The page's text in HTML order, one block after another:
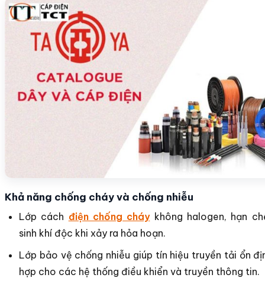
Khả năng chống cháy và chống nhiễu
Lớp cách điện chống cháykhông halogen, hạn
sinh khí độc khi xảy ra hỏa hoạn.
Lớp bảo vệ chống nhiễu giúp tín hiệu truyền tải ổn
hợp cho các hệ thống điều khiển và truyền thông tin.